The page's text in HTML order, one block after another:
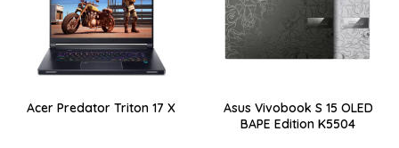
Acer Predator Triton 17 X
Asus Vivobook S 15 OLED
BAPE Edition K5504